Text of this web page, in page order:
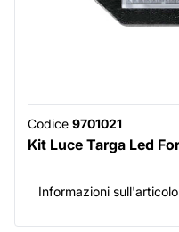
Codice 9701021
Kit Luce Targa Led
Informazioni sull'articolo